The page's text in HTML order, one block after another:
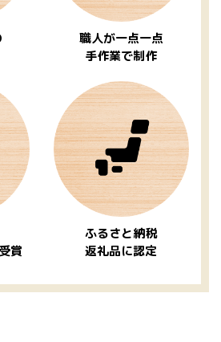
職人が一点一点
手作業で制作
賞
ふるさと納税
返礼品に認定